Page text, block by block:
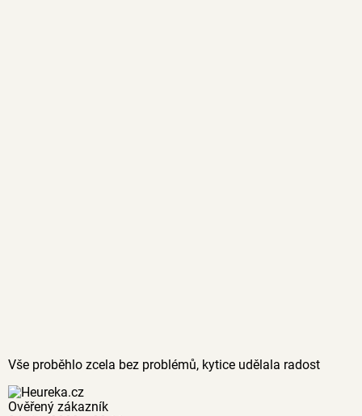
Vše proběhlo zcela bez problémů, kytice udělala radost
Ověřený zákazník